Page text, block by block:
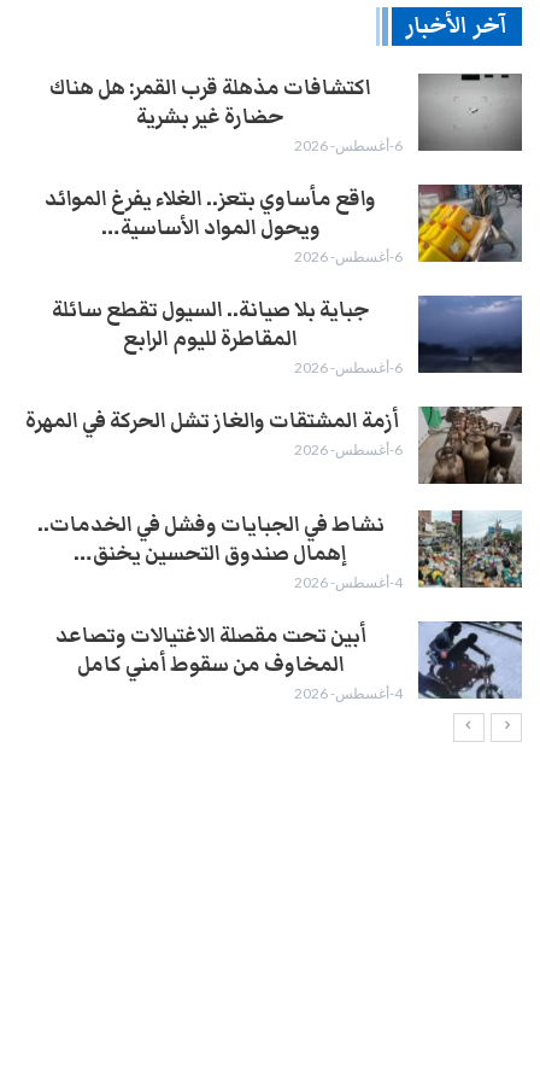
آخر الأخبار
اكتشافات مذهلة قرب القمر: هل هناك
حضارة غير بشرية
6-أغسطس- 2026
واقع مأساوي بتعز.. الغلاء يفرغ الموائد
ويحول المواد الأساسية…
6-أغسطس- 2026
جباية بلا صيانة.. السيول تقطع سائلة
المقاطرة لليوم الرابع
6-أغسطس- 2026
أزمة المشتقات والغاز تشل الحركة في المهرة ​
6-أغسطس- 2026
نشاط في الجبايات وفشل في الخدمات..
إهمال صندوق التحسين يخنق…
4-أغسطس- 2026
أبين تحت مقصلة الاغتيالات وتصاعد
المخاوف من سقوط أمني كامل
4-أغسطس- 2026